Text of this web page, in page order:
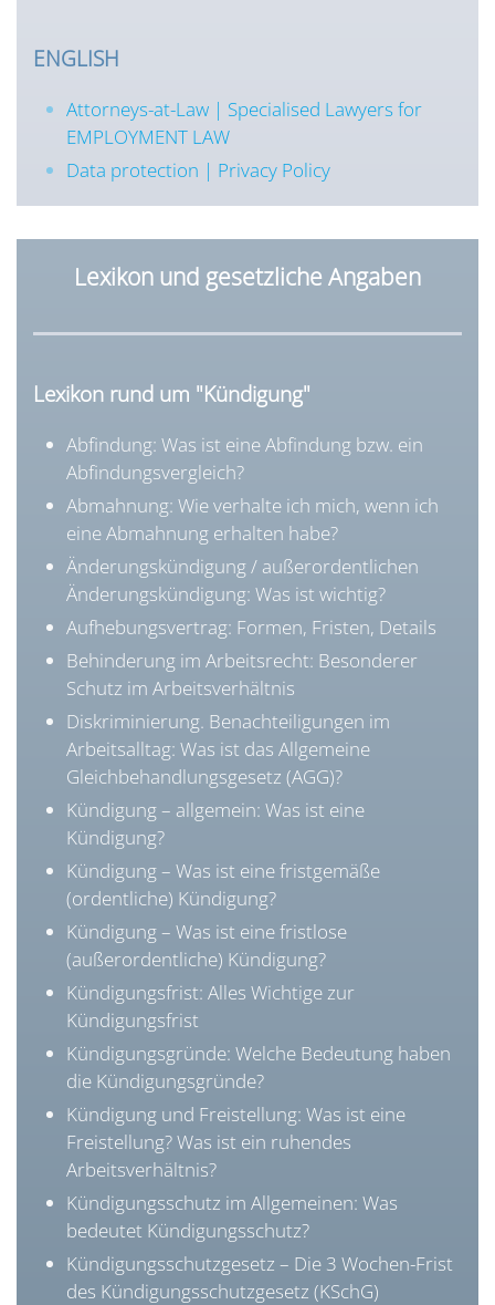
ENGLISH
Attorneys-at-Law | Specialised Lawyers for
EMPLOYMENT LAW
Data protection | Privacy Policy
Lexikon und gesetzliche Angaben
Lexikon rund um "Kündigung"
Abfindung: Was ist eine Abfindung bzw. ein
Abfindungsvergleich?
Abmahnung: Wie verhalte ich mich, wenn ich
eine Abmahnung erhalten habe?
Änderungskündigung / außerordentlichen
Änderungskündigung: Was ist wichtig?
Aufhebungsvertrag: Formen, Fristen, Details
Behinderung im Arbeitsrecht: Besonderer
Schutz im Arbeitsverhältnis
Diskriminierung. Benachteiligungen im
Arbeitsalltag: Was ist das Allgemeine
Gleichbehandlungsgesetz (AGG)?
Kündigung – allgemein: Was ist eine
Kündigung?
Kündigung – Was ist eine fristgemäße
(ordentliche) Kündigung?
Kündigung – Was ist eine fristlose
(außerordentliche) Kündigung?
Kündigungsfrist: Alles Wichtige zur
Kündigungsfrist
Kündigungsgründe: Welche Bedeutung haben
die Kündigungsgründe?
Kündigung und Freistellung: Was ist eine
Freistellung? Was ist ein ruhendes
Arbeitsverhältnis?
Kündigungsschutz im Allgemeinen: Was
bedeutet Kündigungsschutz?
Kündigungsschutzgesetz – Die 3 Wochen-Frist
des Kündigungsschutzgesetz (KSchG)